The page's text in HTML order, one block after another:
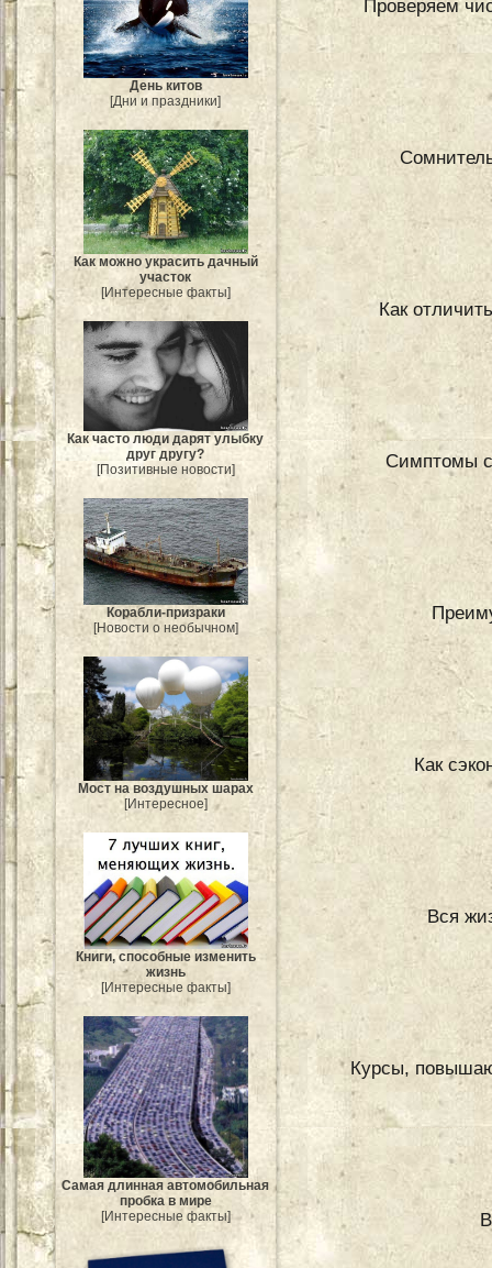
День китов
[Дни и праздники]
Как можно украсить дачный
участок
[Интересные факты]
Как часто люди дарят улыбку
друг другу?
[Позитивные новости]
Корабли-призраки
[Новости о необычном]
Мост на воздушных шарах
[Интересное]
Книги, способные изменить
жизнь
[Интересные факты]
Самая длинная автомобильная
пробка в мире
[Интересные факты]
Проверяем
Как
Симптомы
Как
Вся
Курсы,